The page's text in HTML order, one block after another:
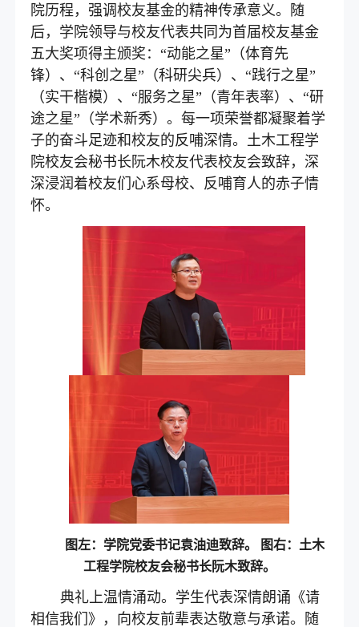
院历程，强调校友基金的精神传承意义。随
后，学院领导与校友代表共同为首届校友基金
五大奖项得主颁奖：“动能之星”（体育先
锋）、“科创之星”（科研尖兵）、“践行之星”
（实干楷模）、“服务之星”（青年表率）、“研
途之星”（学术新秀）。每一项荣誉都凝聚着学
子的奋斗足迹和校友的反哺深情。土木工程学
院校友会秘书长阮木校友代表校友会致辞，深
深浸润着校友们心系母校、反哺育人的赤子情
怀。
图左：学院党委书记袁油迪致辞。 图右： 土木
工程学院校友会秘书长阮木致辞。
典礼上温情涌动。学生代表深情朗诵《请
相信我们》，向校友前辈表达敬意与承诺。随